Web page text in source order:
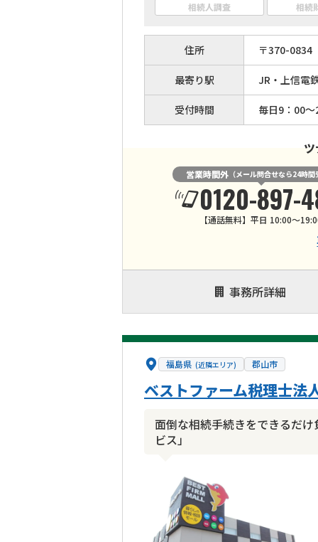
相続人調査
相続
住所 〒370-0834
最寄り駅 JR・上信電
受付時間 毎日9：00
営業時間外（メール問合せなら24時間
0120-897-
【通話無料】平日 10:00～
事務所詳細
福島県 (近隣エリア) 郡山市
面倒な相続手続きをできるだ
ビス」
ベストファーム税理士法